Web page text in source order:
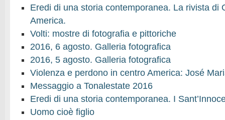
Eredi di una storia contemporanea. La rivista di
America.
Volti: mostre di fotografia e pittoriche
2016, 6 agosto. Galleria fotografica
2016, 5 agosto. Galleria fotografica
Violenza e perdono in centro America: José
Messaggio a Tonalestate 2016
Eredi di una storia contemporanea. I
Uomo cioè figlio